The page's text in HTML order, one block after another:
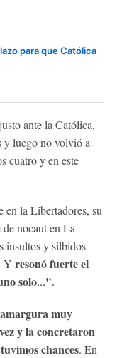
para que Católica
ante la Católica,
y luego no volvió a
cuatro y en este
en la Libertadores, su
nocaut en La
insultos y silbidos
Y resonó fuerte el
solo...".
muy
y la concretaron
chances. En